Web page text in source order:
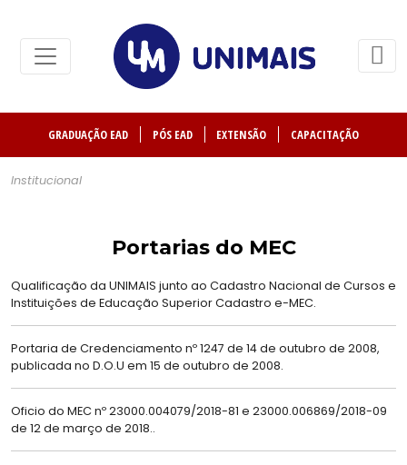
GRADUAÇÃO EAD PÓS EAD EXTENSÃO CAPACITAÇÃO
Institucional
Portarias do MEC
Qualificação da UNIMAIS junto ao Cadastro Nacional de Cursos e
Instituições de Educação Superior Cadastro e-MEC.
Portaria de Credenciamento nº 1247 de 14 de outubro de 2008,
publicada no D.O.U em 15 de outubro de 2008.
Oficio do MEC nº 23000.004079/2018-81 e 23000.006869/2018-09
de 12 de março de 2018..